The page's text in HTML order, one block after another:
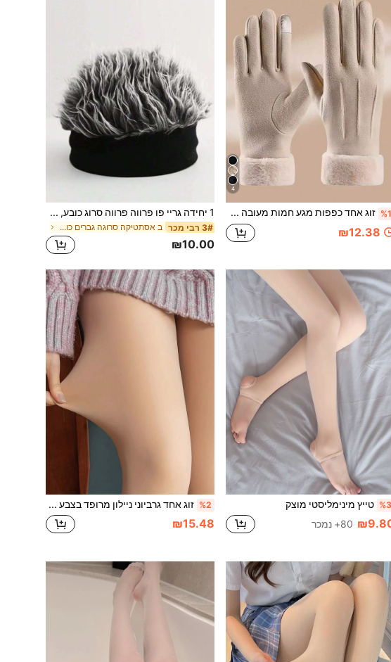
4
%1 זוג אחד כפפות מגע חמות מעובה בצבע בז', סתיו/חורף
₪12.38
1 יחידה גריי פו פרווה פרווה סרוג כובע, ללא בטנה ליל כל הקדושים
3# רבי מכר ב אסתטיקה סרוגה גברים כובעים
₪10.00
%3 טייץ מינימליסטי מוצק
80+ נמכר
%2 זוג אחד גרביוני ניילון מרופד בצבע אחיד מבריק, סקסי, מתנת חג המולד לסתיו/חורף
₪15.48